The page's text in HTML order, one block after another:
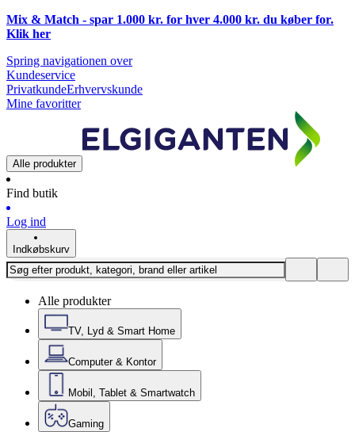
Mix & Match - spar 1.000 kr. for hver 4.000 kr. du køber for.
Klik her
Spring navigationen over
Kundeservice
PrivatkundeErhvervskunde
Mine favoritter
Alle produkter
Find butik
Log ind
Indkøbskurv
Alle produkter
TV, Lyd & Smart Home
Computer & Kontor
Mobil, Tablet & Smartwatch
Gaming